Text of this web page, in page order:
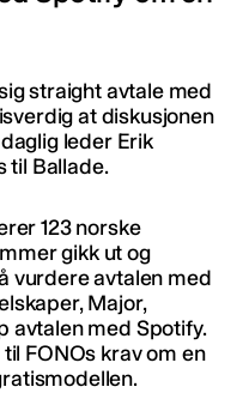
straight avtale med
at diskusjonen
leder Erik
til Ballade.
123 norske
gikk ut og
vurdere avtalen med
Major,
avtalen med Spotify.
FONOs krav om en